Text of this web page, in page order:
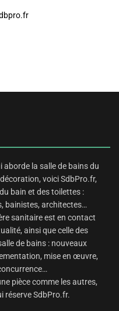
aborde la salle de bains du
voici SdbPro.fr,
bain et des toilettes :
bainistes, architectes…
sanitaire est en contact
ainsi que celle des
de bains : nouveaux
mise en œuvre,
pièce comme les autres,
réserve SdbPro.fr.